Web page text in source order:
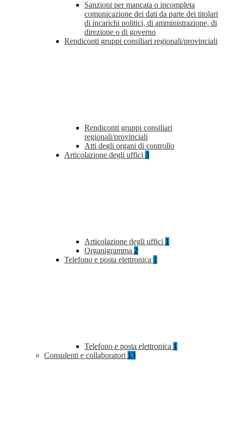
Sanzioni per mancata o incompleta
comunicazione dei dati da parte dei titolari
di incarichi politici, di amministrazione, di
direzione o di governo
Rendiconti gruppi consiliari regionali/provinciali
Rendiconti gruppi consiliari
regionali/provinciali
Atti degli organi di controllo
Articolazione degli uffici 3
Articolazione degli uffici 1
Organigramma 2
Telefono e posta elettronica 1
Telefono e posta elettronica 1
Consulenti e collaboratori 13